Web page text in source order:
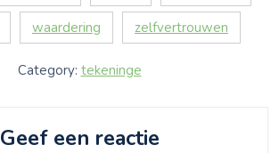
waardering zelfvertrouwen
Category: tekeninge
Geef een reactie